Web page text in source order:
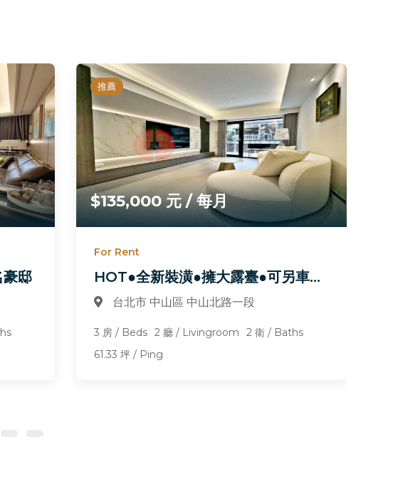
邸
推薦
$135,000 元 / 每月
For Rent
HOT●全新裝潢●擁大露臺●可另車另稅
台北市 中山區 中山北路一段
3 房 / Beds 2 廳 / Livingroom
2 衛 / Baths
61.33 坪 / Ping